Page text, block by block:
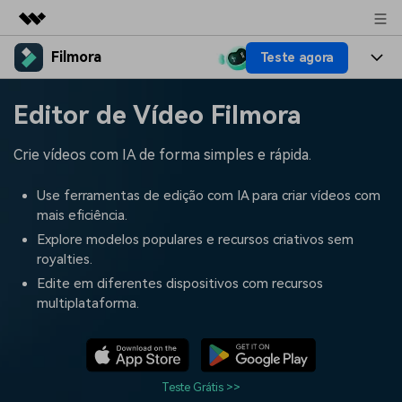
Produtos em destaque
Utilitários
Negócios
Soluções
Sobre nós
Sala de imprensa
Loja
Suporte
Filmora Teste agora
Produtos
Recursos criativos
IA
Vídeo/Imagem
Áudio
Textos
Soluções
Filmora para
Criar
Recursos
Prompts de Vídeo
populares para gerar vídeos
semelhantes em segundos
tendências de marketing de
vídeo em 2025
Central de ajuda
Fale conosco Histórias de clientes
alcançam sucesso
Preços Entrar
Editor de Vídeo Filmora
Crie vídeos com IA de forma simples e rápida.
Use ferramentas de edição com IA para criar vídeos com
mais eficiência.
Explore modelos populares e recursos criativos sem
royalties.
Edite em diferentes dispositivos com recursos
multiplataforma.
Teste Grátis >>